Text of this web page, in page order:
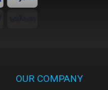
OUR COMPANY